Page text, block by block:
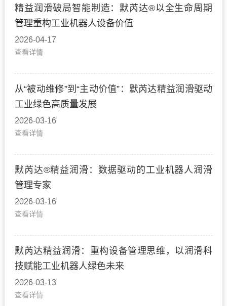
精益润滑破局智能制造：默芮达®以全生命周期
管理重构工业机器人设备价值
2026-04-17
查看详情
从“被动维修”到“主动价值”：默芮达精益润滑驱动
工业绿色高质量发展
2026-03-16
查看详情
默芮达®精益润滑：数据驱动的工业机器人润滑
管理专家
2026-03-16
查看详情
默芮达精益润滑：重构设备管理思维，以润滑科
技赋能工业机器人绿色未来
2026-03-13
查看详情